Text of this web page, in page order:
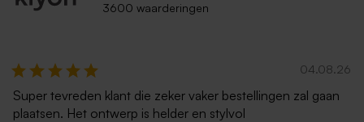
3600 waarderingen
04.08.26
Super tevreden klant die zeker vaker bestellingen zal gaan
plaatsen. Het ontwerp is helder en stylvol